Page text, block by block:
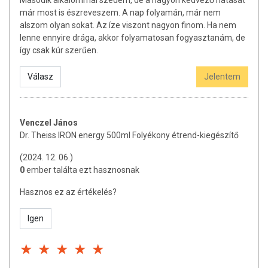
formában tartalmaznak tápanyagokat. Bár az étrend-
kiegészítők kedvező élettani hatással rendelkezhetnek, amely
egyénenként eltérő lehet, jelölésük, megjelenítésük, és
reklámozásuk során nem engedélyezett a készítményeknek
betegséget megelőző vagy gyógyító hatást tulajdonítani.
A termék nem helyettesíti a kiegyensúlyozott, vegyes étrendet és
az egészséges életmódot! A termék nem gyógyít betegségeket!
A termék nem az orvosi kezelés helyettesítésére alkalmas!
ajánlott napi fogyasztási mennyiséget ne lépje túl! Ne szedje a
készítményt, ha az összetevők bármelyikére érzékeny vagy
már most is észreveszem. A nap folyamán, már nem
alszom olyan sokat. Az íze viszont nagyon finom. Ha nem
lenne ennyire drága, akkor folyamatosan fogyasztanám, de
így csak kúr szerűen.
Válasz Jelentem
Venczel János
Dr. Theiss IRON energy 500ml Folyékony étrend-kiegészítő
(2024. 12. 06.)
0ember találta ezt hasznosnak
Hasznos ez az értékelés?
Igen